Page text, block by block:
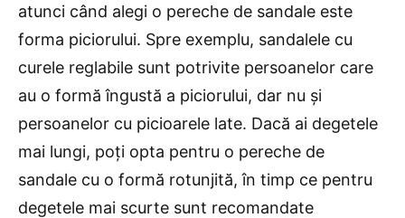
atunci când alegi o pereche de sandale este
forma piciorului. Spre exemplu, sandalele cu
curele reglabile sunt potrivite persoanelor care
au o formă îngustă a piciorului, dar nu și
persoanelor cu picioarele late. Dacă ai degetele
mai lungi, poți opta pentru o pereche de
sandale cu o formă rotunjită, în timp ce pentru
degetele mai scurte sunt recomandate